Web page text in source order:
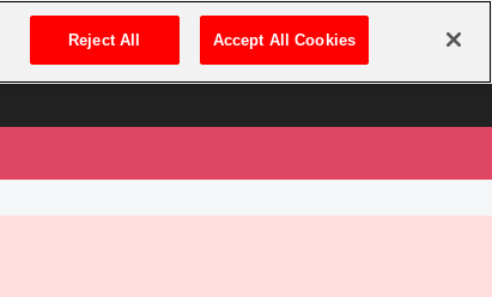
ログイン・新規登録
Reject All Accept All Cookies